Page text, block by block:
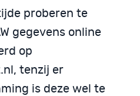
proberen te
gegevens online
op
tenzij er
is deze wel te